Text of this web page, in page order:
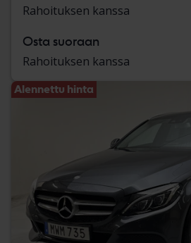
Rahoituksen kanssa
Osta suoraan
Rahoituksen kanssa
Alennettu hinta